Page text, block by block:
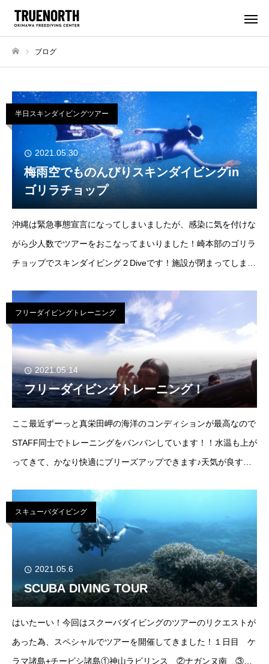
ブログ
半日スキンダイビングツアー
2021.05.30
梅雨空でものんびりスキンダイビングin
ゴリラチョップ
沖縄は緊急事態宣言になってしまいましたが、感染に気を付けな
がら少人数でツアーをおこなってまいりました！崎本部のゴリラ
チョップでスキンダイビング２Diveです！施設が閉まってしまっ
た！
フリーダイビングトレーニング
2021.05.14
フリーダイビングトレーニング！
ここ最近ずーっと真栄田岬の海洋のコンディションが最高なので
STAFF同士でトレーニングをバンバンしています！！水温も上が
ってきて、かなり快適にブリーズアップできます♪天気が良すぎ
スキューバダイビング
2021.05.6
SCUBA DIVING TOUR
はいたーい！今回はスクーバダイビングのツアーのリクエストが
あった為、スペシャルでツアーを開催してきました！１日目 ケ
ラマ諸島+チービシ諸島①神山ラビリンス ②ナガンヌ南 ③中